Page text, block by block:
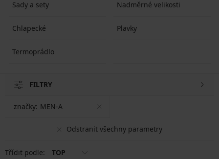
Sady a sety Nadměrné velikosti
Chlapecké Plavky
Termoprádlo
FILTRY
Odstranit všechny parametry
značky: MEN-A
Třídit podle: TOP